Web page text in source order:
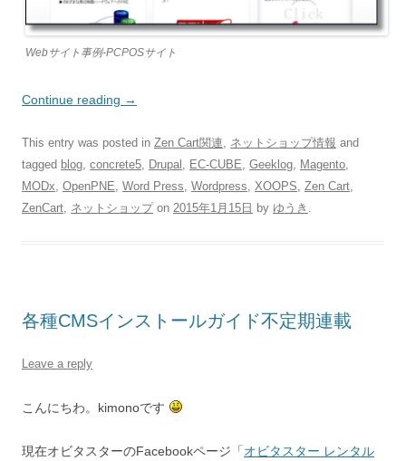
Webサイト事例-PCPOSサイト
Continue reading →
This entry was posted in Zen Cart関連, ネットショップ情報 and
tagged blog, concrete5, Drupal , EC-CUBE, Geeklog, Magento,
MODx, OpenPNE, Word Press, Wordpress, XOOPS, Zen Cart,
ZenCart, ネットショップon 2015年1月15日 by ゆうき .
各種CMSインストールガイド不定期連載
Leave a reply
こんにちわ。kimonoです
現在オビタスターのFacebookページ「オビタスター レンタル